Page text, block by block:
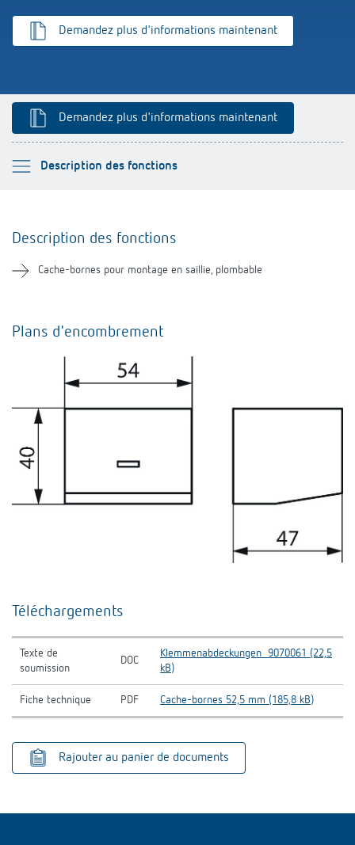
Références
Application de Theben
Télérupteur impulsionnel OKTO de Theben
Demandez plus d'informations maintenant
Demandez plus d'informations maintenant
Description des fonctions
Veuillez sélectionner
Téléchargements
Description des fonctions
Cache-bornes pour montage en saillie, plombable
Plans d'encombrement
Téléchargements
Texte de
soumission
DOC
Klemmenabdeckungen_9070061 (22,5
kB)
Fiche technique PDF Cache-bornes 52,5 mm (185,8 kB)
Rajouter au panier de documents